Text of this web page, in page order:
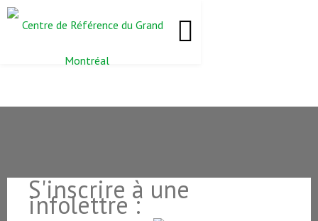
S'inscrire à une
infolettre :